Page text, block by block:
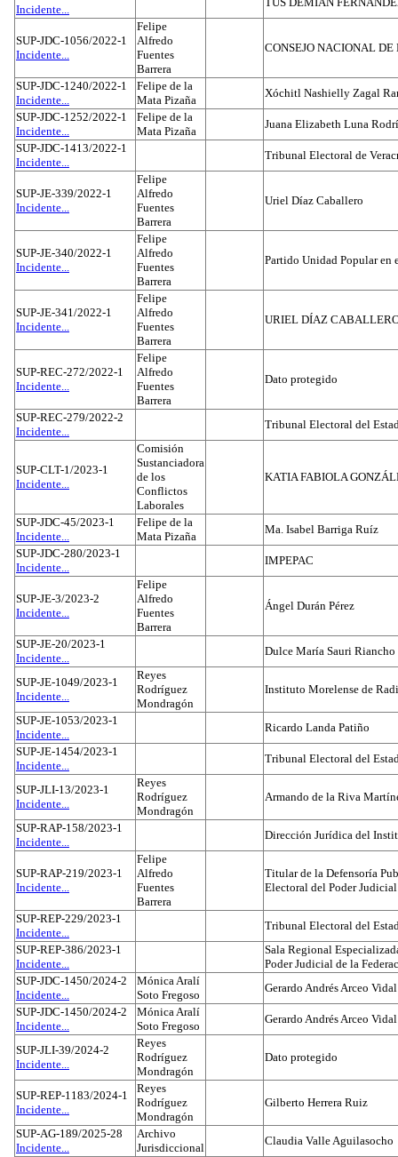
Incidente...
SUP-JDC-1056/2022-1
Incidente...
Felipe
Alfredo
Fuentes
Barrera
CONSEJO NACIONAL
SUP-JDC-1240/2022-1
Incidente...
Felipe de la
Mata Pizaña
Xóchitl Nashielly Zagal
SUP-JDC-1252/2022-1
Incidente...
Felipe de la
Mata Pizaña
Juana Elizabeth Luna
SUP-JDC-1413/2022-1
Incidente...
Tribunal Electoral de
SUP-JE-339/2022-1
Incidente...
Felipe
Alfredo
Fuentes
Barrera
Uriel Díaz Caballero
SUP-JE-340/2022-1
Incidente...
Felipe
Alfredo
Fuentes
Barrera
Partido Unidad Popular en
SUP-JE-341/2022-1
Incidente...
Felipe
Alfredo
Fuentes
Barrera
URIEL DÍAZ
SUP-REC-272/2022-1
Incidente...
Felipe
Alfredo
Fuentes
Barrera
Dato protegido
SUP-REC-279/2022-2
Incidente...
Tribunal Electoral del
SUP-CLT-1/2023-1
Incidente...
Comisión
Sustanciadora
de los
Conflictos
Laborales
KATIA FABIOLA
SUP-JDC-45/2023-1
Incidente...
Felipe de la
Mata Pizaña
Ma. Isabel Barriga Ruíz
SUP-JDC-280/2023-1
Incidente...
IMPEPAC
SUP-JE-3/2023-2
Incidente...
Felipe
Alfredo
Fuentes
Barrera
Ángel Durán Pérez
SUP-JE-20/2023-1
Incidente...
Dulce María Sauri
SUP-JE-1049/2023-1
Incidente...
Reyes
Rodríguez
Mondragón
Instituto Morelense de
SUP-JE-1053/2023-1
Incidente...
Ricardo Landa Patiño
SUP-JE-1454/2023-1
Incidente...
Tribunal Electoral del
SUP-JLI-13/2023-1
Incidente...
Reyes
Rodríguez
Mondragón
Armando de la Riva
SUP-RAP-158/2023-1
Incidente...
Dirección Jurídica del
SUP-RAP-219/2023-1
Incidente...
Felipe
Alfredo
Fuentes
Barrera
Titular de la Defensoría
Electoral del Poder
SUP-REP-229/2023-1
Incidente...
Tribunal Electoral del
SUP-REP-386/2023-1
Incidente...
Sala Regional
Poder Judicial de la
SUP-JDC-1450/2024-2
Incidente...
Mónica Aralí
Soto Fregoso
Gerardo Andrés Arceo Vidal
SUP-JDC-1450/2024-2
Incidente...
Mónica Aralí
Soto Fregoso
Gerardo Andrés Arceo Vidal
SUP-JLI-39/2024-2
Incidente...
Reyes
Rodríguez
Mondragón
Dato protegido
SUP-REP-1183/2024-1
Incidente...
Reyes
Rodríguez
Mondragón
Gilberto Herrera Ruiz
SUP-AG-189/2025-28
Incidente...
Archivo
Jurisdiccional
Claudia Valle Aguilasocho